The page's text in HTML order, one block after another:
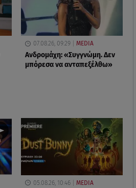
07.08.26, 09:29 MEDIA
Ανδρομάχη: «Συγγνώμη. Δεν
μπόρεσα να ανταπεξέλθω»
05.08.26, 10:46 MEDIA